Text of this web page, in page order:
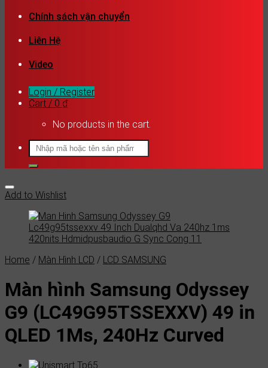
Chính sách vận chuyển
Liên Hệ
Video
Login / Register
Cart / 0 ₫
No products in the cart.
Search
for:
Add to Wishlist
Home / Màn Hình LCD / LCD SAMSUNG
Màn hình Samsung Odyssey
G9 (LC49G95TSSEXXV) 49 in
QLED 1Ms, 240Hz Curved